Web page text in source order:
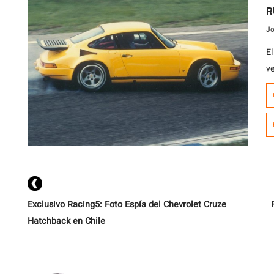
Exclusivo Racing5: Foto Espía del Chevrolet Cruze
Hatchback en Chile